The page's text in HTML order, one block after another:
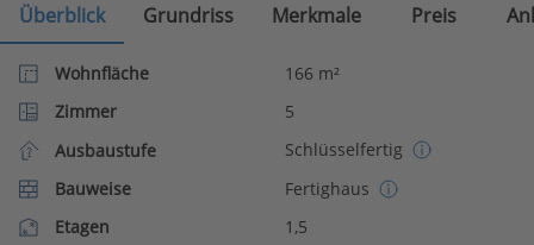
Überblick Grundriss Merkmale Preis
Wohnfläche
166 m²
Zimmer
5
Ausbaustufe
Schlüsselfertig
Bauweise
Fertighaus
Etagen
1,5